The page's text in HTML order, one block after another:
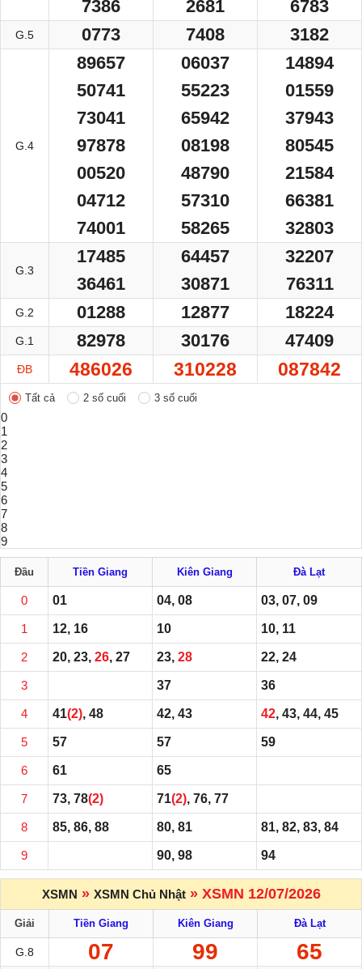
7386 2681 6783
G.5 0773 7408 3182
G.4
89657
50741
73041
97878
00520
04712
74001
06037
55223
65942
08198
48790
57310
58265
14894
01559
37943
80545
21584
66381
32803
G.3
17485
36461
64457
30871
32207
76311
G.2 01288 12877 18224
G.1 82978 30176 47409
ĐB 486026 310228 087842
Tất cả 2 số cuối 3 số cuối
0
1
2
3
4
5
6
7
8
9
Đầu Tiền Giang Kiên Giang Đà Lạt
0 01 04, 08 03, 07, 09
1 12, 16 10 10, 11
2 20, 23, 26, 27 23, 28 22, 24
3 37 36
4 41(2), 48 42, 43 42, 43, 44, 45
5 57 57 59
6 61 65
7 73, 78(2) 71(2), 76, 77
8 85, 86, 88 80, 81 81, 82, 83, 84
9 90, 98 94
XSMN » XSMN Chủ Nhật» XSMN 12/07/2026
Giải Tiền Giang Kiên Giang Đà Lạt
G.8 07 99 65